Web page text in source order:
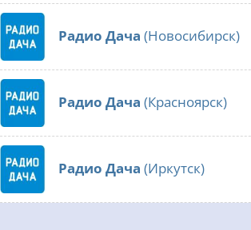
Радио Дача (Новосибирск)
Радио Дача (Красноярск)
Радио Дача (Иркутск)